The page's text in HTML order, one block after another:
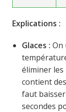
Explications :
Glaces : On
éliminer les
contient
faut
secondes